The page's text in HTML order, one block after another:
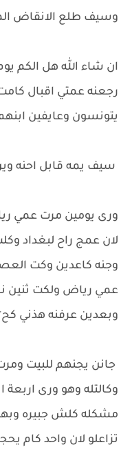
وسيف طلع الانقاض
ان شاء الله هل الكم
رجعنه عمتي اقبال
يتونسون وعايفين
سيف يمه قابل احنه
ورى يومين مرت عمي
لان عمج راح لبغداد
وجنه كاعدين وكت
عمي رياض ولكت ثنين
وبعدين عرفنه هذني
جانن يجنهم للبيت
وكالتله وهو ورى
مشكله كلش جبيره
تزاعلو لان واحد كام